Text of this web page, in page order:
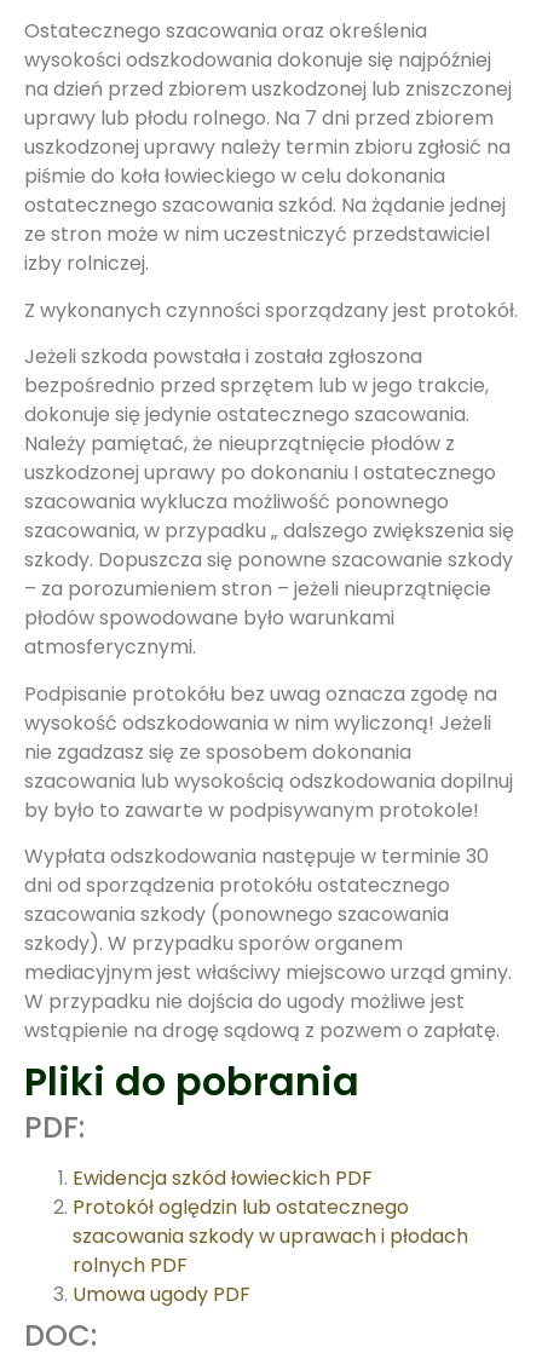
Ostatecznego szacowania oraz określenia
wysokości odszkodowania dokonuje się najpóźniej
na dzień przed zbiorem uszkodzonej lub zniszczonej
uprawy lub płodu rolnego. Na 7 dni przed zbiorem
uszkodzonej uprawy należy termin zbioru zgłosić na
piśmie do koła łowieckiego w celu dokonania
ostatecznego szacowania szkód. Na żądanie jednej
ze stron może w nim uczestniczyć przedstawiciel
izby rolniczej.
Z wykonanych czynności sporządzany jest protokół.
Jeżeli szkoda powstała i została zgłoszona
bezpośrednio przed sprzętem lub w jego trakcie,
dokonuje się jedynie ostatecznego szacowania.
Należy pamiętać, że nieuprzątnięcie płodów z
uszkodzonej uprawy po dokonaniu I ostatecznego
szacowania wyklucza możliwość ponownego
szacowania, w przypadku „ dalszego zwiększenia się
szkody. Dopuszcza się ponowne szacowanie szkody
– za porozumieniem stron – jeżeli nieuprzątnięcie
płodów spowodowane było warunkami
atmosferycznymi.
Podpisanie protokółu bez uwag oznacza zgodę na
wysokość odszkodowania w nim wyliczoną! Jeżeli
nie zgadzasz się ze sposobem dokonania
szacowania lub wysokością odszkodowania dopilnuj
by było to zawarte w podpisywanym protokole!
Wypłata odszkodowania następuje w terminie 30
dni od sporządzenia protokółu ostatecznego
szacowania szkody (ponownego szacowania
szkody). W przypadku sporów organem
mediacyjnym jest właściwy miejscowo urząd gminy.
W przypadku nie dojścia do ugody możliwe jest
wstąpienie na drogę sądową z pozwem o zapłatę.
Pliki do pobrania
PDF:
Ewidencja szkód łowieckich PDF
Protokół oględzin lub ostatecznego
szacowania szkody w uprawach i płodach
rolnych PDF
Umowa ugody PDF
DOC: